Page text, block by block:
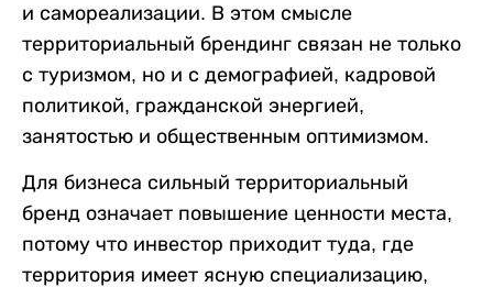
и самореализации. В этом смысле
территориальный брендинг связан не только
с туризмом, но и с демографией, кадровой
политикой, гражданской энергией,
занятостью и общественным оптимизмом.
Для бизнеса сильный территориальный
бренд означает повышение ценности места,
потому что инвестор приходит туда, где
территория имеет ясную специализацию,